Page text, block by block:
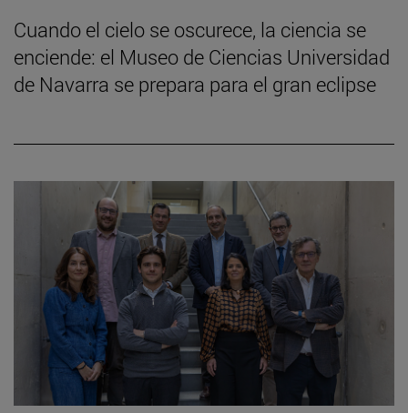
Cuando el cielo se oscurece, la ciencia se
enciende: el Museo de Ciencias Universidad
de Navarra se prepara para el gran eclipse